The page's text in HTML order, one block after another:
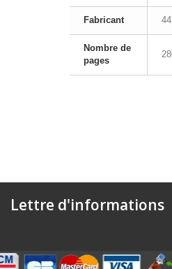
Fabricant
Nombre de
pages
Lettre d'informations